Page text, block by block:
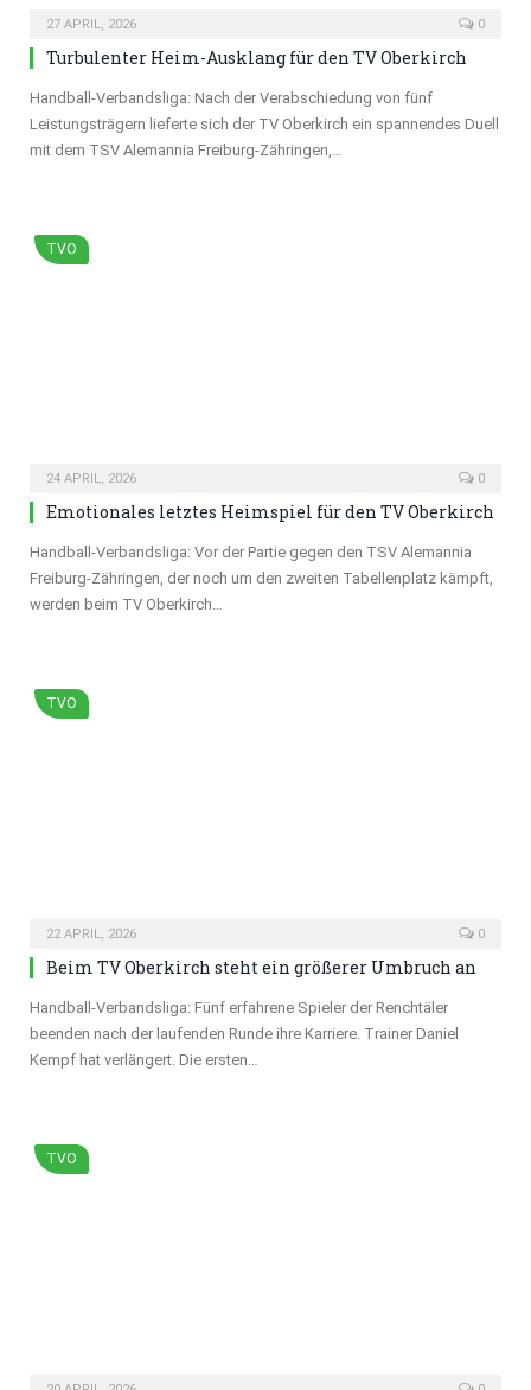
27 APRIL, 2026 0
Turbulenter Heim-Ausklang für den TV Oberkirch
Handball-Verbandsliga: Nach der Verabschiedung von fünf
Leistungsträgern lieferte sich der TV Oberkirch ein spannendes Duell
mit dem TSV Alemannia Freiburg-Zähringen,…
TVO
24 APRIL, 2026 0
Emotionales letztes Heimspiel für den TV Oberkirch
Handball-Verbandsliga: Vor der Partie gegen den TSV Alemannia
Freiburg-Zähringen, der noch um den zweiten Tabellenplatz kämpft,
werden beim TV Oberkirch…
TVO
22 APRIL, 2026 0
Beim TV Oberkirch steht ein größerer Umbruch an
Handball-Verbandsliga: Fünf erfahrene Spieler der Renchtäler
beenden nach der laufenden Runde ihre Karriere. Trainer Daniel
Kempf hat verlängert. Die ersten…
TVO